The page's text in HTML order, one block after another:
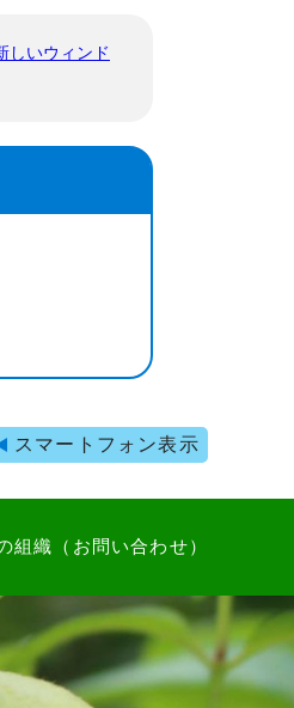
しいウィンド
スマートフォン表示
組織（お問い合わせ）